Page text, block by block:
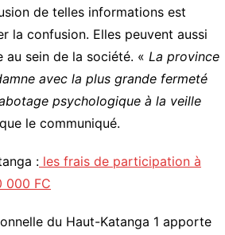
de telles informations est
la confusion. Elles peuvent aussi
au sein de la société. « La province
avec la plus grande fermeté
psychologique à la veille
le communiqué.
: les frais de participation à
000 FC
du Haut-Katanga 1 apporte